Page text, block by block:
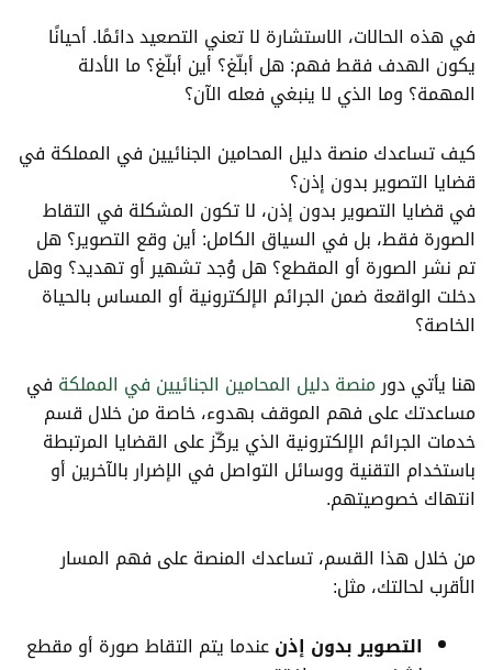
في هذه الحالات، الاستشارة لا تعني التصعيد دائمًا. أحيانًا
يكون الهدف فقط فهم: هل أبلّغ؟ أين أبلّغ؟ ما الأدلة
المهمة؟ وما الذي لا ينبغي فعله الآن؟
كيف تساعدك منصة دليل المحامين الجنائيين في المملكة في
قضايا التصوير بدون إذن؟
في قضايا التصوير بدون إذن، لا تكون المشكلة في التقاط
الصورة فقط، بل في السياق الكامل: أين وقع التصوير؟ هل
تم نشر الصورة أو المقطع؟ هل وُجد تشهير أو تهديد؟ وهل
دخلت الواقعة ضمن الجرائم الإلكترونية أو المساس بالحياة
الخاصة؟
هنا يأتي دورمنصة دليل المحامين الجنائيين في المملكة في
مساعدتك على فهم الموقف بهدوء، خاصة من خلال قسم
خدمات الجرائم الإلكترونية الذي يركّز على القضايا المرتبطة
باستخدام التقنية ووسائل التواصل في الإضرار بالآخرين أو
انتهاك خصوصيتهم.
من خلال هذا القسم، تساعدك المنصة على فهم المسار
الأقرب لحالتك، مثل:
التصوير بدون إذنعندما يتم التقاط صورة أو مقطع